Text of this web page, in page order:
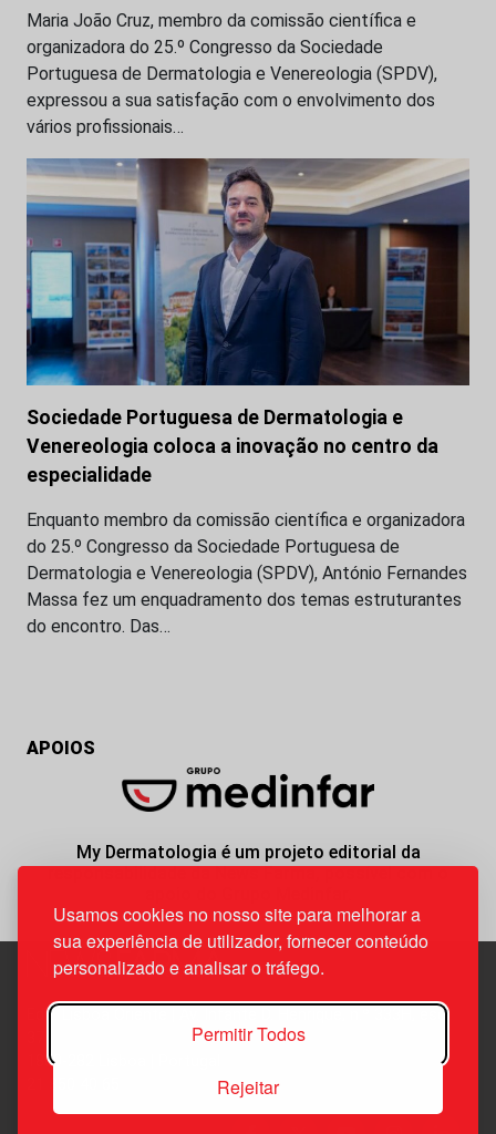
Usamos cookies no nosso site para melhorar a
sua experiência de utilizador, fornecer conteúdo
personalizado e analisar o tráfego.
Permitir Todos
Rejeitar
Maria João Cruz, membro da comissão científica e
organizadora do 25.º Congresso da Sociedade
Portuguesa de Dermatologia e Venereologia (SPDV),
expressou a sua satisfação com o envolvimento dos
vários profissionais…
Sociedade Portuguesa de Dermatologia e
Venereologia coloca a inovação no centro da
especialidade
Enquanto membro da comissão científica e organizadora
do 25.º Congresso da Sociedade Portuguesa de
Dermatologia e Venereologia (SPDV), António Fernandes
Massa fez um enquadramento dos temas estruturantes
do encontro. Das…
APOIOS
My Dermatologia é um projeto editorial da
responsabilidade da News Farma, possível com o
Edif. Lisboa Oriente | Av. Infante D. Henrique, n.º 333H, esc.
1800-282 Lisboa | Portugal